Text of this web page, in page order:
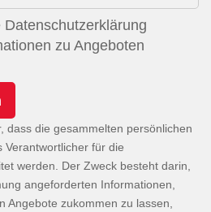
zu Angeboten
dass die gesammelten persönlichen
Verantwortlicher für die
werden. Der Zweck besteht darin,
angeforderten Informationen,
Angebote zukommen zu lassen,